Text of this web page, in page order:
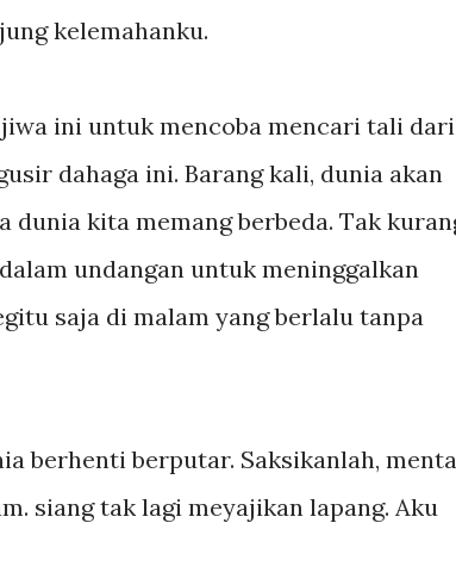
kelemahanku.
ini untuk mencoba mencari tali dari
dahaga ini. Barang kali, dunia akan
dunia kita memang berbeda. Tak
undangan untuk meninggalkan
saja di malam yang berlalu tanpa
berhenti berputar. Saksikanlah,
siang tak lagi meyajikan lapang. Aku